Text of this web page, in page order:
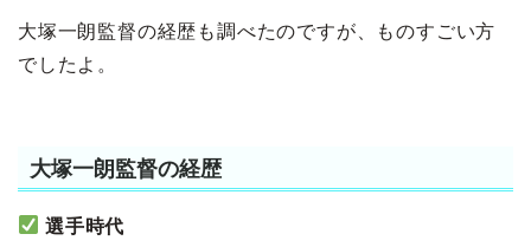
大塚一朗監督の経歴も調べたのですが、ものすごい方
でしたよ。
大塚一朗監督の経歴
選手時代